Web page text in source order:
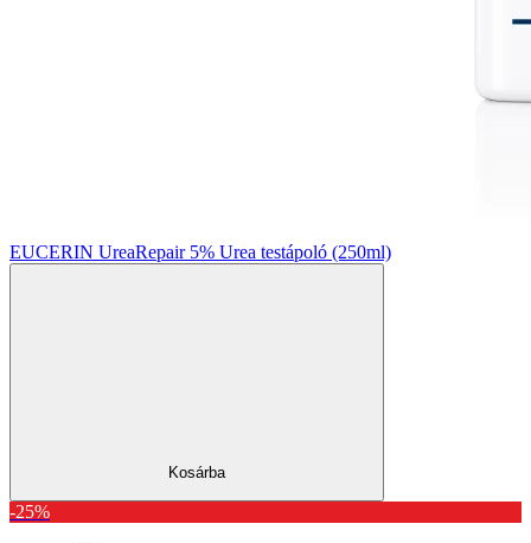
EUCERIN UreaRepair 5% Urea testápoló (250ml)
Kosárba
-25%